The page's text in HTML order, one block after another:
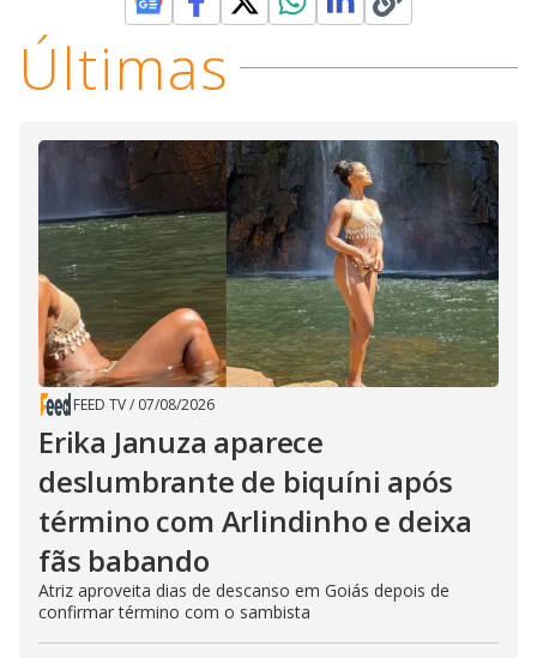
Últimas
FEED TV/ 07/08/2026
Erika Januza aparece
deslumbrante de biquíni após
término com Arlindinho e deixa
fãs babando
Atriz aproveita dias de descanso em Goiás depois de
confirmar término com o sambista